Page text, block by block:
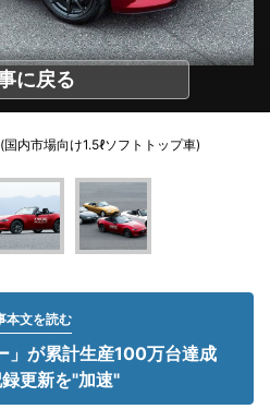
に戻る
内市場向け1.5ℓソフトトップ車)
本文を読む
」が累計生産100万台達成
更新を"加速"